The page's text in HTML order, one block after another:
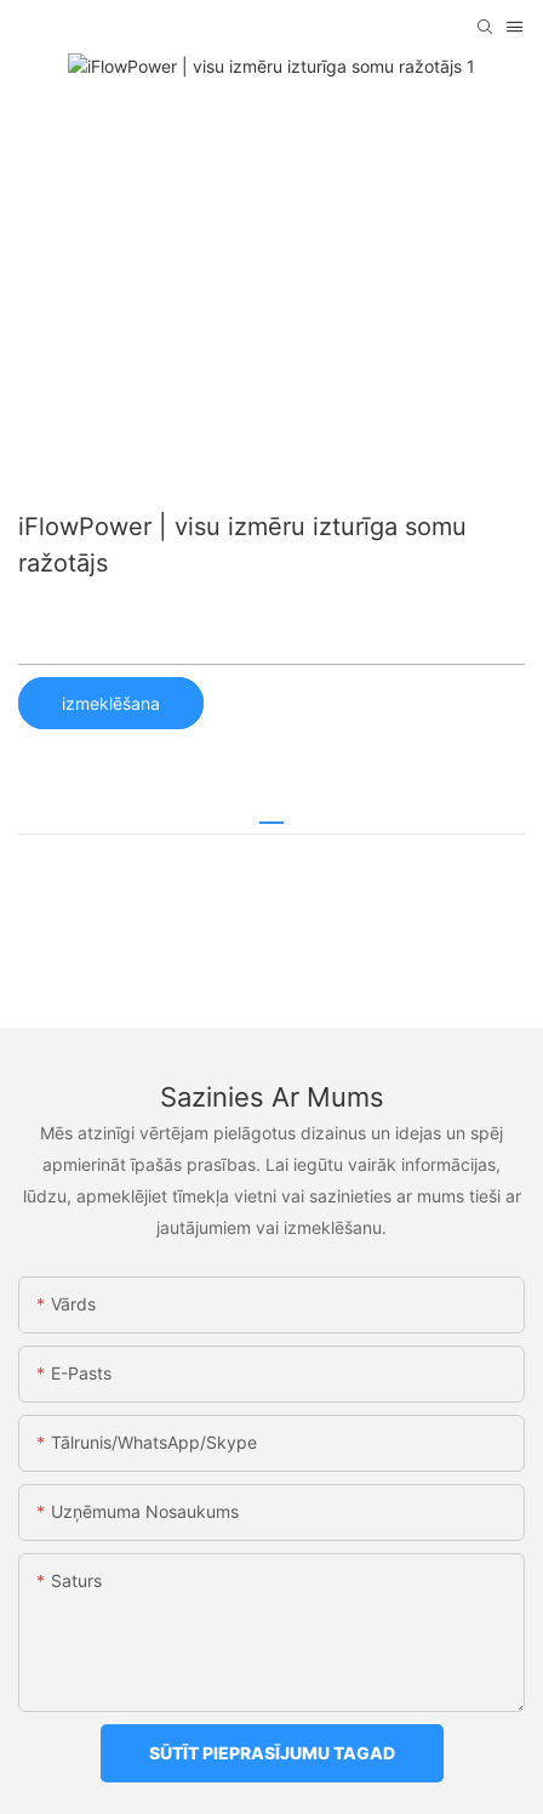
iFlowPower | visu izmēru izturīga somu
ražotājs
izmeklēšana
Sazinies Ar Mums
Mēs atzinīgi vērtējam pielāgotus dizainus un idejas un spēj
apmierināt īpašās prasības. Lai iegūtu vairāk informācijas,
lūdzu, apmeklējiet tīmekļa vietni vai sazinieties ar mums tieši ar
jautājumiem vai izmeklēšanu.
Vārds
E-Pasts
Tālrunis/WhatsApp/Skype
Uzņēmuma Nosaukums
Saturs
SŪTĪT PIEPRASĪJUMU TAGAD